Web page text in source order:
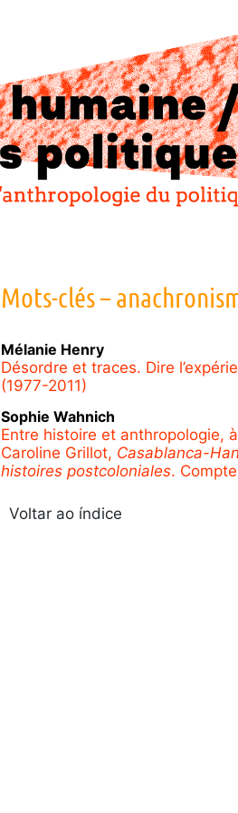
Mots-clés –
Mélanie Henry
Désordre et traces. Dire
(1977-2011)
Sophie Wahnich
Entre histoire et anthropologie,
Caroline Grillot, Casablanca-
histoires postcoloniales.
Voltar ao índice